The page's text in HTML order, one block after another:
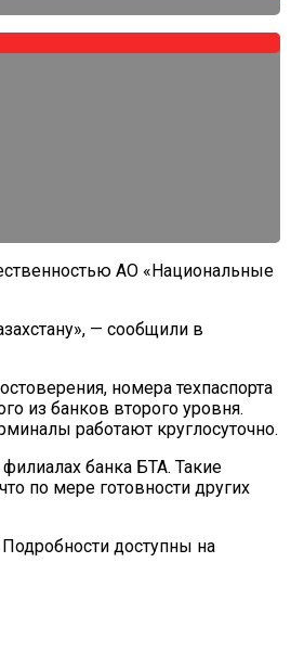
АО «Национальные
— сообщили в
номера техпаспорта
из банков второго уровня.
работают круглосуточно.
банка БТА. Такие
по мере готовности других
доступны на